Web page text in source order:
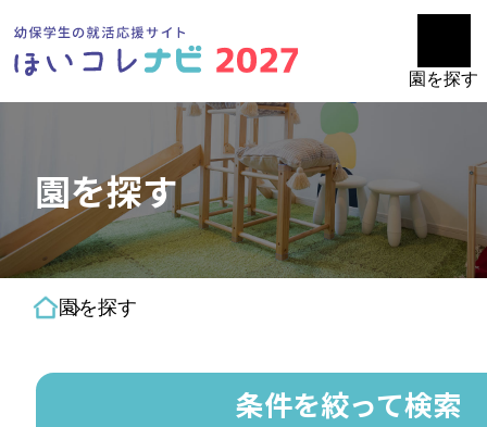
園を探す
園を探す
園を探す
条件を絞って検索